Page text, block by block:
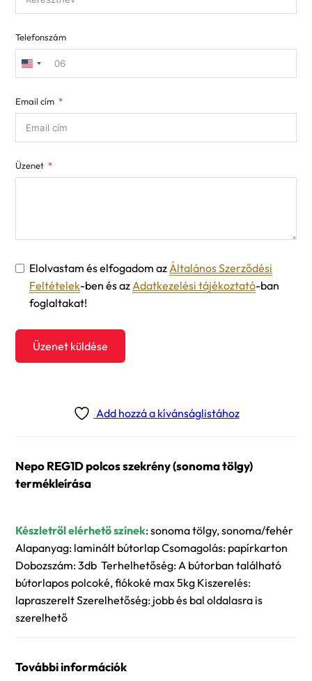
Telefonszám
United
+1
Email cím
Üzenet
Elolvastam és elfogadom azÁltalános Szerződési
Feltételek-ben és azAdatkezelési tájékoztató-ban
foglaltakat!
Üzenet küldése
Add hozzá a kívánságlistához
Nepo REG1D polcos szekrény (sonoma tölgy)
termékleírása
Készletről elérhető színek: sonoma tölgy, sonoma/fehér
Alapanyag: laminált bútorlap Csomagolás: papírkarton
Dobozszám: 3db Terhelhetőség: A bútorban található
bútorlapos polcoké, fiókoké max 5kg Kiszerelés:
lapraszerelt Szerelhetőség: jobb és bal oldalasra is
szerelhető
További információk